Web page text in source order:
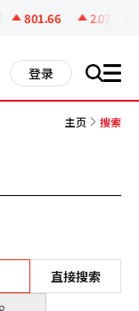
801.66 2.07
登录 搜 all
主页 搜索
直接搜索